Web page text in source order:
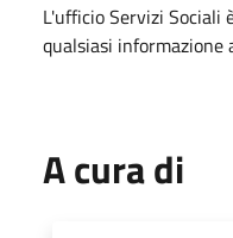
L'ufficio Servizi Sociali
qualsiasi informazione
A cura di